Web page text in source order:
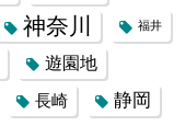
神奈川 福井
遊園地
長崎 静岡